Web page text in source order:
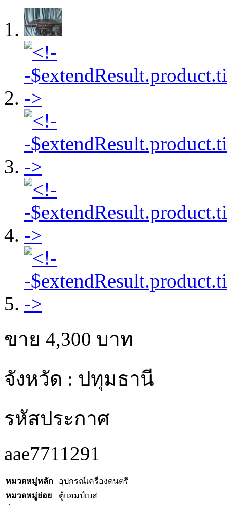
ขาย 4,300 บาท
จังหวัด : ปทุมธานี
รหัสประกาศ
aae7711291
หมวดหมู่หลัก
อุปกรณ์เครื่องดนตรี
หมวดหมู่ย่อย
ตู้แอมป์เบส